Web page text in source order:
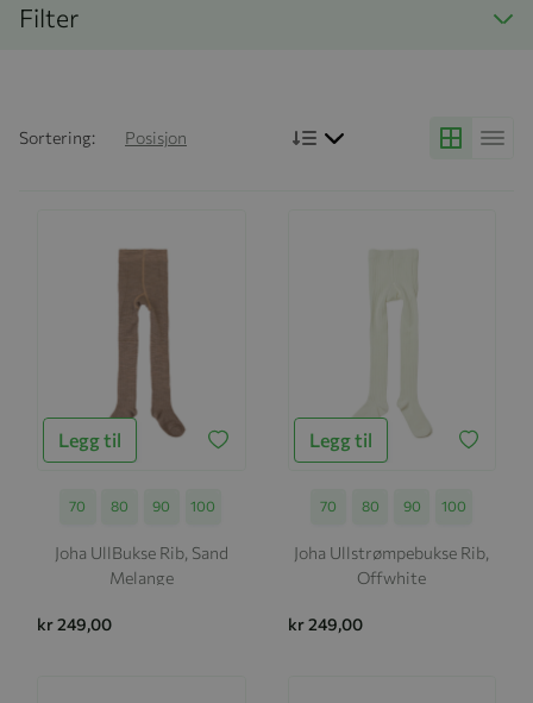
Sortering: Posisjon Bruk synkende rekkefølge
Grid Liste
Legg til
Størrelse
70 80 90 100
Joha UllBukse Rib, Sand
Melange
kr 249,00
Legg til
Størrelse
70 80 90 100
Joha Ullstrømpebukse Rib,
Offwhite
kr 249,00
Filter